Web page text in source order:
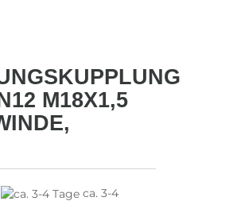
M18X1,5
ca. 3-4